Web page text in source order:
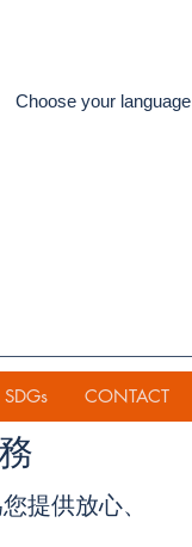
Choose your language
SDGs CONTACT
提供放心、